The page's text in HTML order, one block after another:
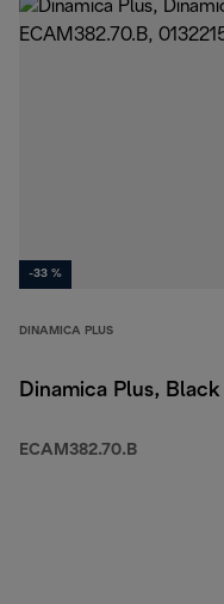
-33 %
DINAMICA PLUS
Dinamica Plus, Black
ECAM382.70.B